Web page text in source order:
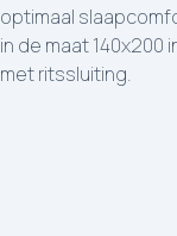
optimaal
in de maat 140x200
met ritssluiting.